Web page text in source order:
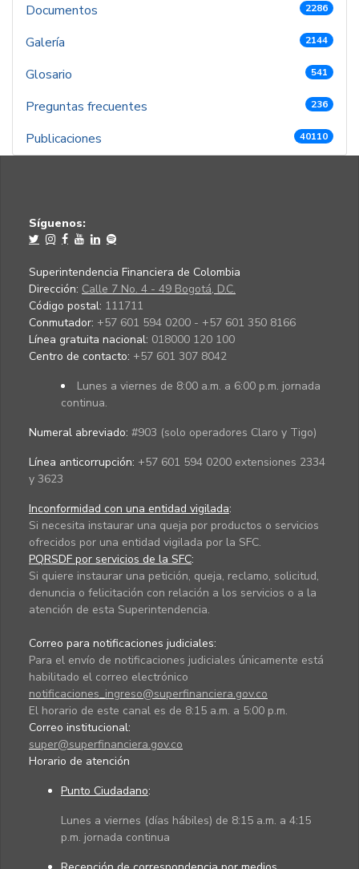
Documentos 2286
Galería 2144
Glosario 541
Preguntas frecuentes 236
Publicaciones 40110
Síguenos:
Superintendencia Financiera de Colombia
Dirección: Calle 7 No. 4 - 49 Bogotá, D.C.
Código postal: 111711
Conmutador: +57 601 594 0200 - +57 601 350 8166
Línea gratuita nacional: 018000 120 100
Centro de contacto: +57 601 307 8042
Lunes a viernes de 8:00 a.m. a 6:00 p.m. jornada
continua.
Numeral abreviado: #903 (solo operadores Claro y Tigo)
Línea anticorrupción: +57 601 594 0200 extensiones 2334
y 3623
Inconformidad con una entidad vigilada:
Si necesita instaurar una queja por productos o servicios
ofrecidos por una entidad vigilada por la SFC.
PQRSDF por servicios de la SFC:
Si quiere instaurar una petición, queja, reclamo, solicitud,
denuncia o felicitación con relación a los servicios o a la
atención de esta Superintendencia.
Correo para notificaciones judiciales:
Para el envío de notificaciones judiciales únicamente está
habilitado el correo electrónico
notificaciones_ingreso@superfinanciera.gov.co
El horario de este canal es de 8:15 a.m. a 5:00 p.m.
Correo institucional:
super@superfinanciera.gov.co
Horario de atención
Punto Ciudadano:
Lunes a viernes (días hábiles) de 8:15 a.m. a 4:15
p.m. jornada continua